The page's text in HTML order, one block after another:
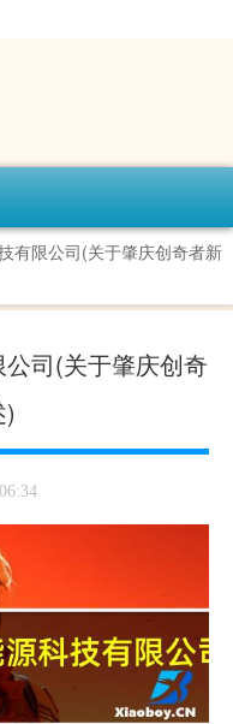
有限公司(关于肇庆创奇者新
司(关于肇庆创奇